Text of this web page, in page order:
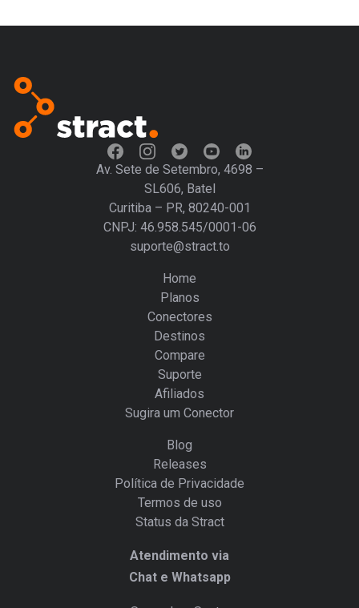
Av. Sete de Setembro, 4698 –
SL606, Batel
Curitiba – PR, 80240-001
CNPJ: 46.958.545/0001-06
suporte@stract.to
Home
Planos
Conectores
Destinos
Compare
Suporte
Afiliados
Sugira um Conector
Blog
Releases
Política de Privacidade
Termos de uso
Status da Stract
Atendimento via
Chat e Whatsapp